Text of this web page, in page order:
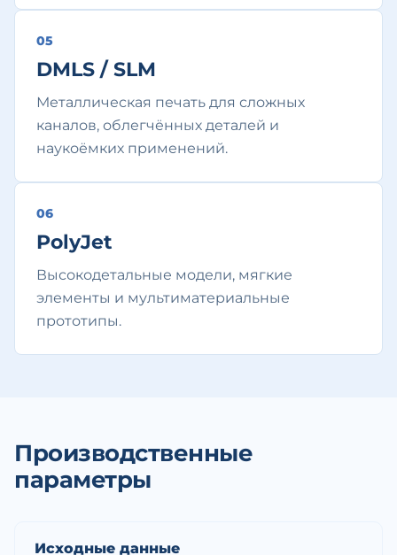
05
DMLS / SLM
Металлическая печать для сложных
каналов, облегчённых деталей и
наукоёмких применений.
06
PolyJet
Высокодетальные модели, мягкие
элементы и мультиматериальные
прототипы.
Производственные
параметры
Исходные данные